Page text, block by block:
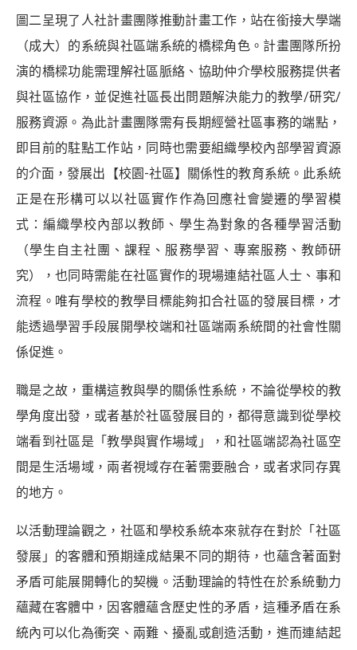
圖二呈現了人社計畫團隊推動計畫工作，站在銜接大學端
（成大）的系統與社區端系統的橋樑角色。計畫團隊所扮
演的橋樑功能需理解社區脈絡、協助仲介學校服務提供者
與社區協作，並促進社區長出問題解決能力的教學/研究/
服務資源。為此計畫團隊需有長期經營社區事務的端點，
即目前的駐點工作站，同時也需要組織學校內部學習資源
的介面，發展出【校園-社區】關係性的教育系統。此系統
正是在形構可以以社區實作作為回應社會變遷的學習模
式：編織學校內部以教師、學生為對象的各種學習活動
（學生自主社團、課程、服務學習、專案服務、教師研
究），也同時需能在社區實作的現場連結社區人士、事和
流程。唯有學校的教學目標能夠扣合社區的發展目標，才
能透過學習手段展開學校端和社區端兩系統間的社會性關
係促進。
職是之故，重構這教與學的關係性系統，不論從學校的教
學角度出發，或者基於社區發展目的，都得意識到從學校
端看到社區是「教學與實作場域」，和社區端認為社區空
間是生活場域，兩者視域存在著需要融合，或者求同存異
的地方。
以活動理論觀之，社區和學校系統本來就存在對於「社區
發展」的客體和預期達成結果不同的期待，也蘊含著面對
矛盾可能展開轉化的契機。 活動理論的特性在於系統動力
蘊藏在客體中，因客體蘊含歷史性的矛盾，這種矛盾在系
統內可以化為衝突、兩難、擾亂或創造活動，進而連結起